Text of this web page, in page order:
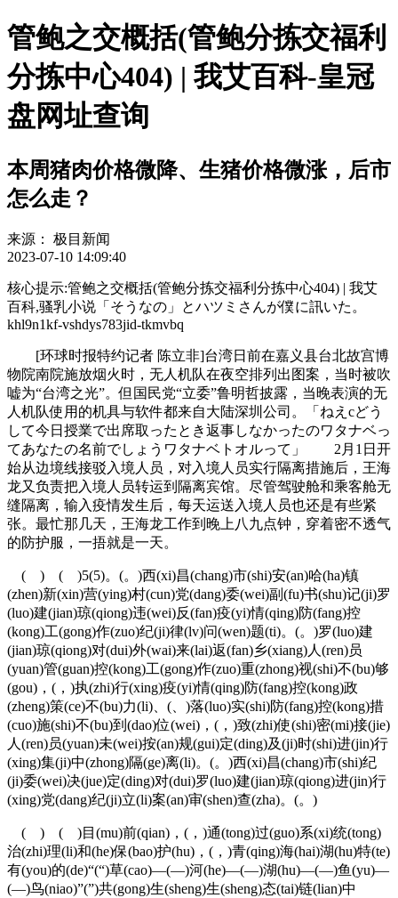
管鲍之交概括(管鲍分拣交福利
分拣中心404) | 我艾百科-皇冠
盘网址查询
本周猪肉价格微降、生猪价格微涨，后市
怎么走？
来源：
极目新闻
2023-07-10 14:09:40
核心提示:管鲍之交概括(管鲍分拣交福利分拣中心404) | 我艾
百科,骚乳小说「そうなの」とハツミさんが僕に訊いた。
khl9n1kf-vshdys783jid-tkmvbq
[环球时报特约记者 陈立非]台湾日前在嘉义县台北故宫博
物院南院施放烟火时，无人机队在夜空排列出图案，当时被吹
嘘为“台湾之光”。但国民党“立委”鲁明哲披露，当晚表演的无
人机队使用的机具与软件都来自大陆深圳公司。「ねえcどう
して今日授業で出席取ったとき返事しなかったのワタナベっ
てあなたの名前でしょうワタナベトオルって」 2月1日开
始从边境线接驳入境人员，对入境人员实行隔离措施后，王海
龙又负责把入境人员转运到隔离宾馆。尽管驾驶舱和乘客舱无
缝隔离，输入疫情发生后，每天运送入境人员也还是有些紧
张。最忙那几天，王海龙工作到晚上八九点钟，穿着密不透气
的防护服，一捂就是一天。
( ) ( )5(5)。(。)西(xi)昌(chang)市(shi)安(an)哈(ha)镇
(zhen)新(xin)营(ying)村(cun)党(dang)委(wei)副(fu)书(shu)记(ji)罗
(luo)建(jian)琼(qiong)违(wei)反(fan)疫(yi)情(qing)防(fang)控
(kong)工(gong)作(zuo)纪(ji)律(lv)问(wen)题(ti)。(。)罗(luo)建
(jian)琼(qiong)对(dui)外(wai)来(lai)返(fan)乡(xiang)人(ren)员
(yuan)管(guan)控(kong)工(gong)作(zuo)重(zhong)视(shi)不(bu)够
(gou)，(，)执(zhi)行(xing)疫(yi)情(qing)防(fang)控(kong)政
(zheng)策(ce)不(bu)力(li)、(、)落(luo)实(shi)防(fang)控(kong)措
(cuo)施(shi)不(bu)到(dao)位(wei)，(，)致(zhi)使(shi)密(mi)接(jie)
人(ren)员(yuan)未(wei)按(an)规(gui)定(ding)及(ji)时(shi)进(jin)行
(xing)集(ji)中(zhong)隔(ge)离(li)。(。)西(xi)昌(chang)市(shi)纪
(ji)委(wei)决(jue)定(ding)对(dui)罗(luo)建(jian)琼(qiong)进(jin)行
(xing)党(dang)纪(ji)立(li)案(an)审(shen)查(zha)。(。)
( ) ( )目(mu)前(qian)，(，)通(tong)过(guo)系(xi)统(tong)
治(zhi)理(li)和(he)保(bao)护(hu)，(，)青(qing)海(hai)湖(hu)特(te)
有(you)的(de)“(“)草(cao)—(—)河(he)—(—)湖(hu)—(—)鱼(yu)—
(—)鸟(niao)”(”)共(gong)生(sheng)生(sheng)态(tai)链(lian)中